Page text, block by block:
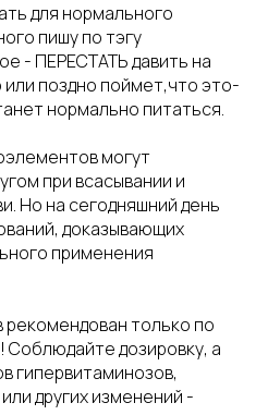
для нормального
пишу по тэгу
- ПЕРЕСТАТЬ давить на
поздно поймет,что это-
нормально питаться.
могут
при всасывании и
Но на сегодняшний день
доказывающих
применения
только по
Соблюдайте дозировку, а
гипервитаминозов,
других изменений -